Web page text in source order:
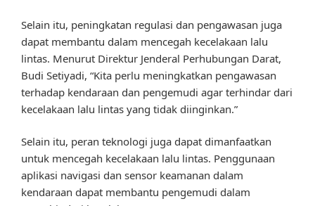
Selain itu, peningkatan regulasi dan pengawasan juga
dapat membantu dalam mencegah kecelakaan lalu
lintas. Menurut Direktur Jenderal Perhubungan Darat,
Budi Setiyadi, “Kita perlu meningkatkan pengawasan
terhadap kendaraan dan pengemudi agar terhindar dari
kecelakaan lalu lintas yang tidak diinginkan.”
Selain itu, peran teknologi juga dapat dimanfaatkan
untuk mencegah kecelakaan lalu lintas. Penggunaan
aplikasi navigasi dan sensor keamanan dalam
kendaraan dapat membantu pengemudi dalam